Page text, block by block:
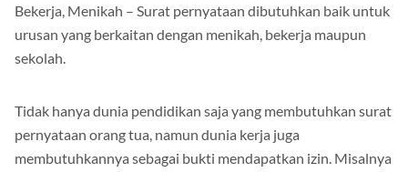
Bekerja, Menikah – Surat pernyataan dibutuhkan baik untuk
urusan yang berkaitan dengan menikah, bekerja maupun
sekolah.
Tidak hanya dunia pendidikan saja yang membutuhkan surat
pernyataan orang tua, namun dunia kerja juga
membutuhkannya sebagai bukti mendapatkan izin. Misalnya